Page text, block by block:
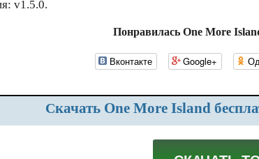
v1.5.0.
Понравилась One More
Вконтакте Google+
Скачать One More Island